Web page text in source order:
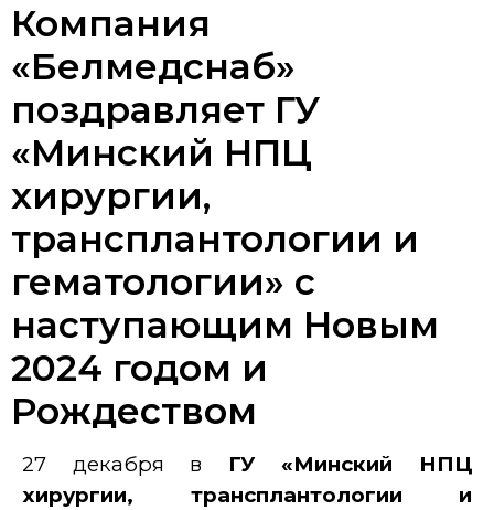
Компания
«Белмедснаб»
поздравляет ГУ
«Минский НПЦ
хирургии,
трансплантологии и
гематологии» с
наступающим Новым
2024 годом и
Рождеством
27 декабря в ГУ «Минский НПЦ
хирургии, трансплантологии и